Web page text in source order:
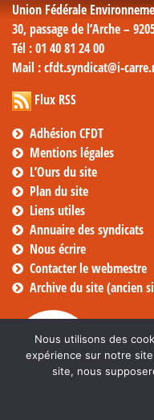
Union Fédérale
30, passage de l’Arche –
Tél : 01 40 81 24 00
Mail : cfdt.syndicat@i-
Flux RSS
Adhésion CFDT
Mentions légales
L’Ours du site
Plan du site
Liens utiles
Annuaire des syndicats
Nous écrire
Contacter le webmestre
Archive du site (ancien
Nous utilisons des
expérience sur notre
site, nous